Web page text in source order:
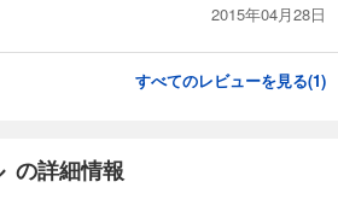
2015年04月28日
すべてのレビューを見る(1)
の詳細情報